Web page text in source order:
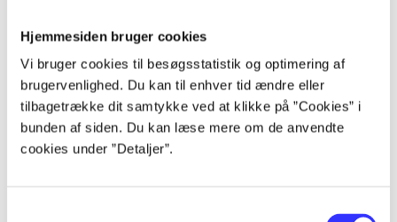
Hjemmesiden bruger cookies
Vi bruger cookies til besøgsstatistik og optimering af
brugervenlighed. Du kan til enhver tid ændre eller
tilbagetrække dit samtykke ved at klikke på ”Cookies” i
bunden af siden. Du kan læse mere om de anvendte
cookies under ”Detaljer”.
lorem ipsum dolor sit amet ...
lorem ipsum dolor sit amet ...
lorem ipsum dolor sit amet ...
lorem ipsum dolor sit amet ...
lorem ipsum dolor sit amet ...
lorem ipsum dolor sit amet ...